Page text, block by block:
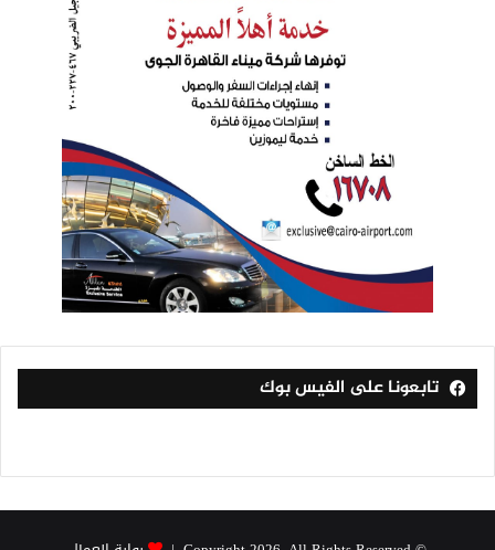
تابعونا على الفيس بوك